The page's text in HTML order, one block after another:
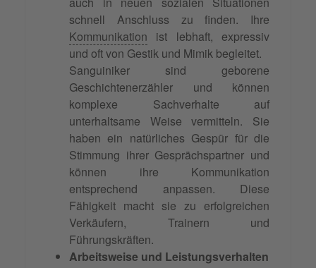
schnell Anschluss zu finden. Ihre
Kommunikation ist lebhaft, expressiv
und oft von Gestik und Mimik begleitet.
Sanguiniker sind geborene
Geschichtenerzähler und können
komplexe Sachverhalte auf
unterhaltsame Weise vermitteln. Sie
haben ein natürliches Gespür für die
Stimmung ihrer Gesprächspartner und
können ihre Kommunikation
entsprechend anpassen. Diese
Fähigkeit macht sie zu erfolgreichen
Verkäufern, Trainern und
Führungskräften.
Arbeitsweise und Leistungsverhalten